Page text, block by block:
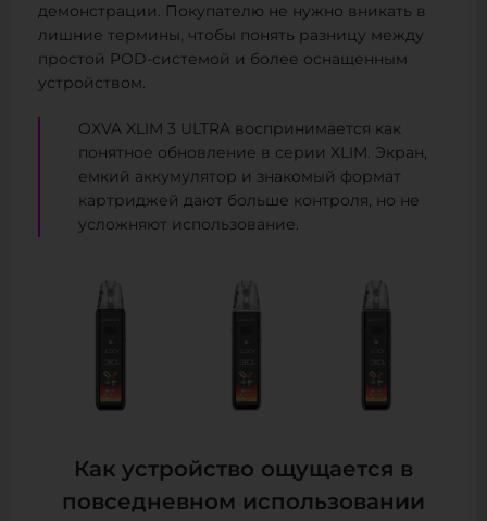
демонстрации. Покупателю не нужно вникать в
лишние термины, чтобы понять разницу между
простой POD-системой и более оснащенным
устройством.
OXVA XLIM 3 ULTRA воспринимается как
понятное обновление в серии XLIM. Экран,
емкий аккумулятор и знакомый формат
картриджей дают больше контроля, но не
усложняют использование.
Как устройство ощущается в
повседневном использовании